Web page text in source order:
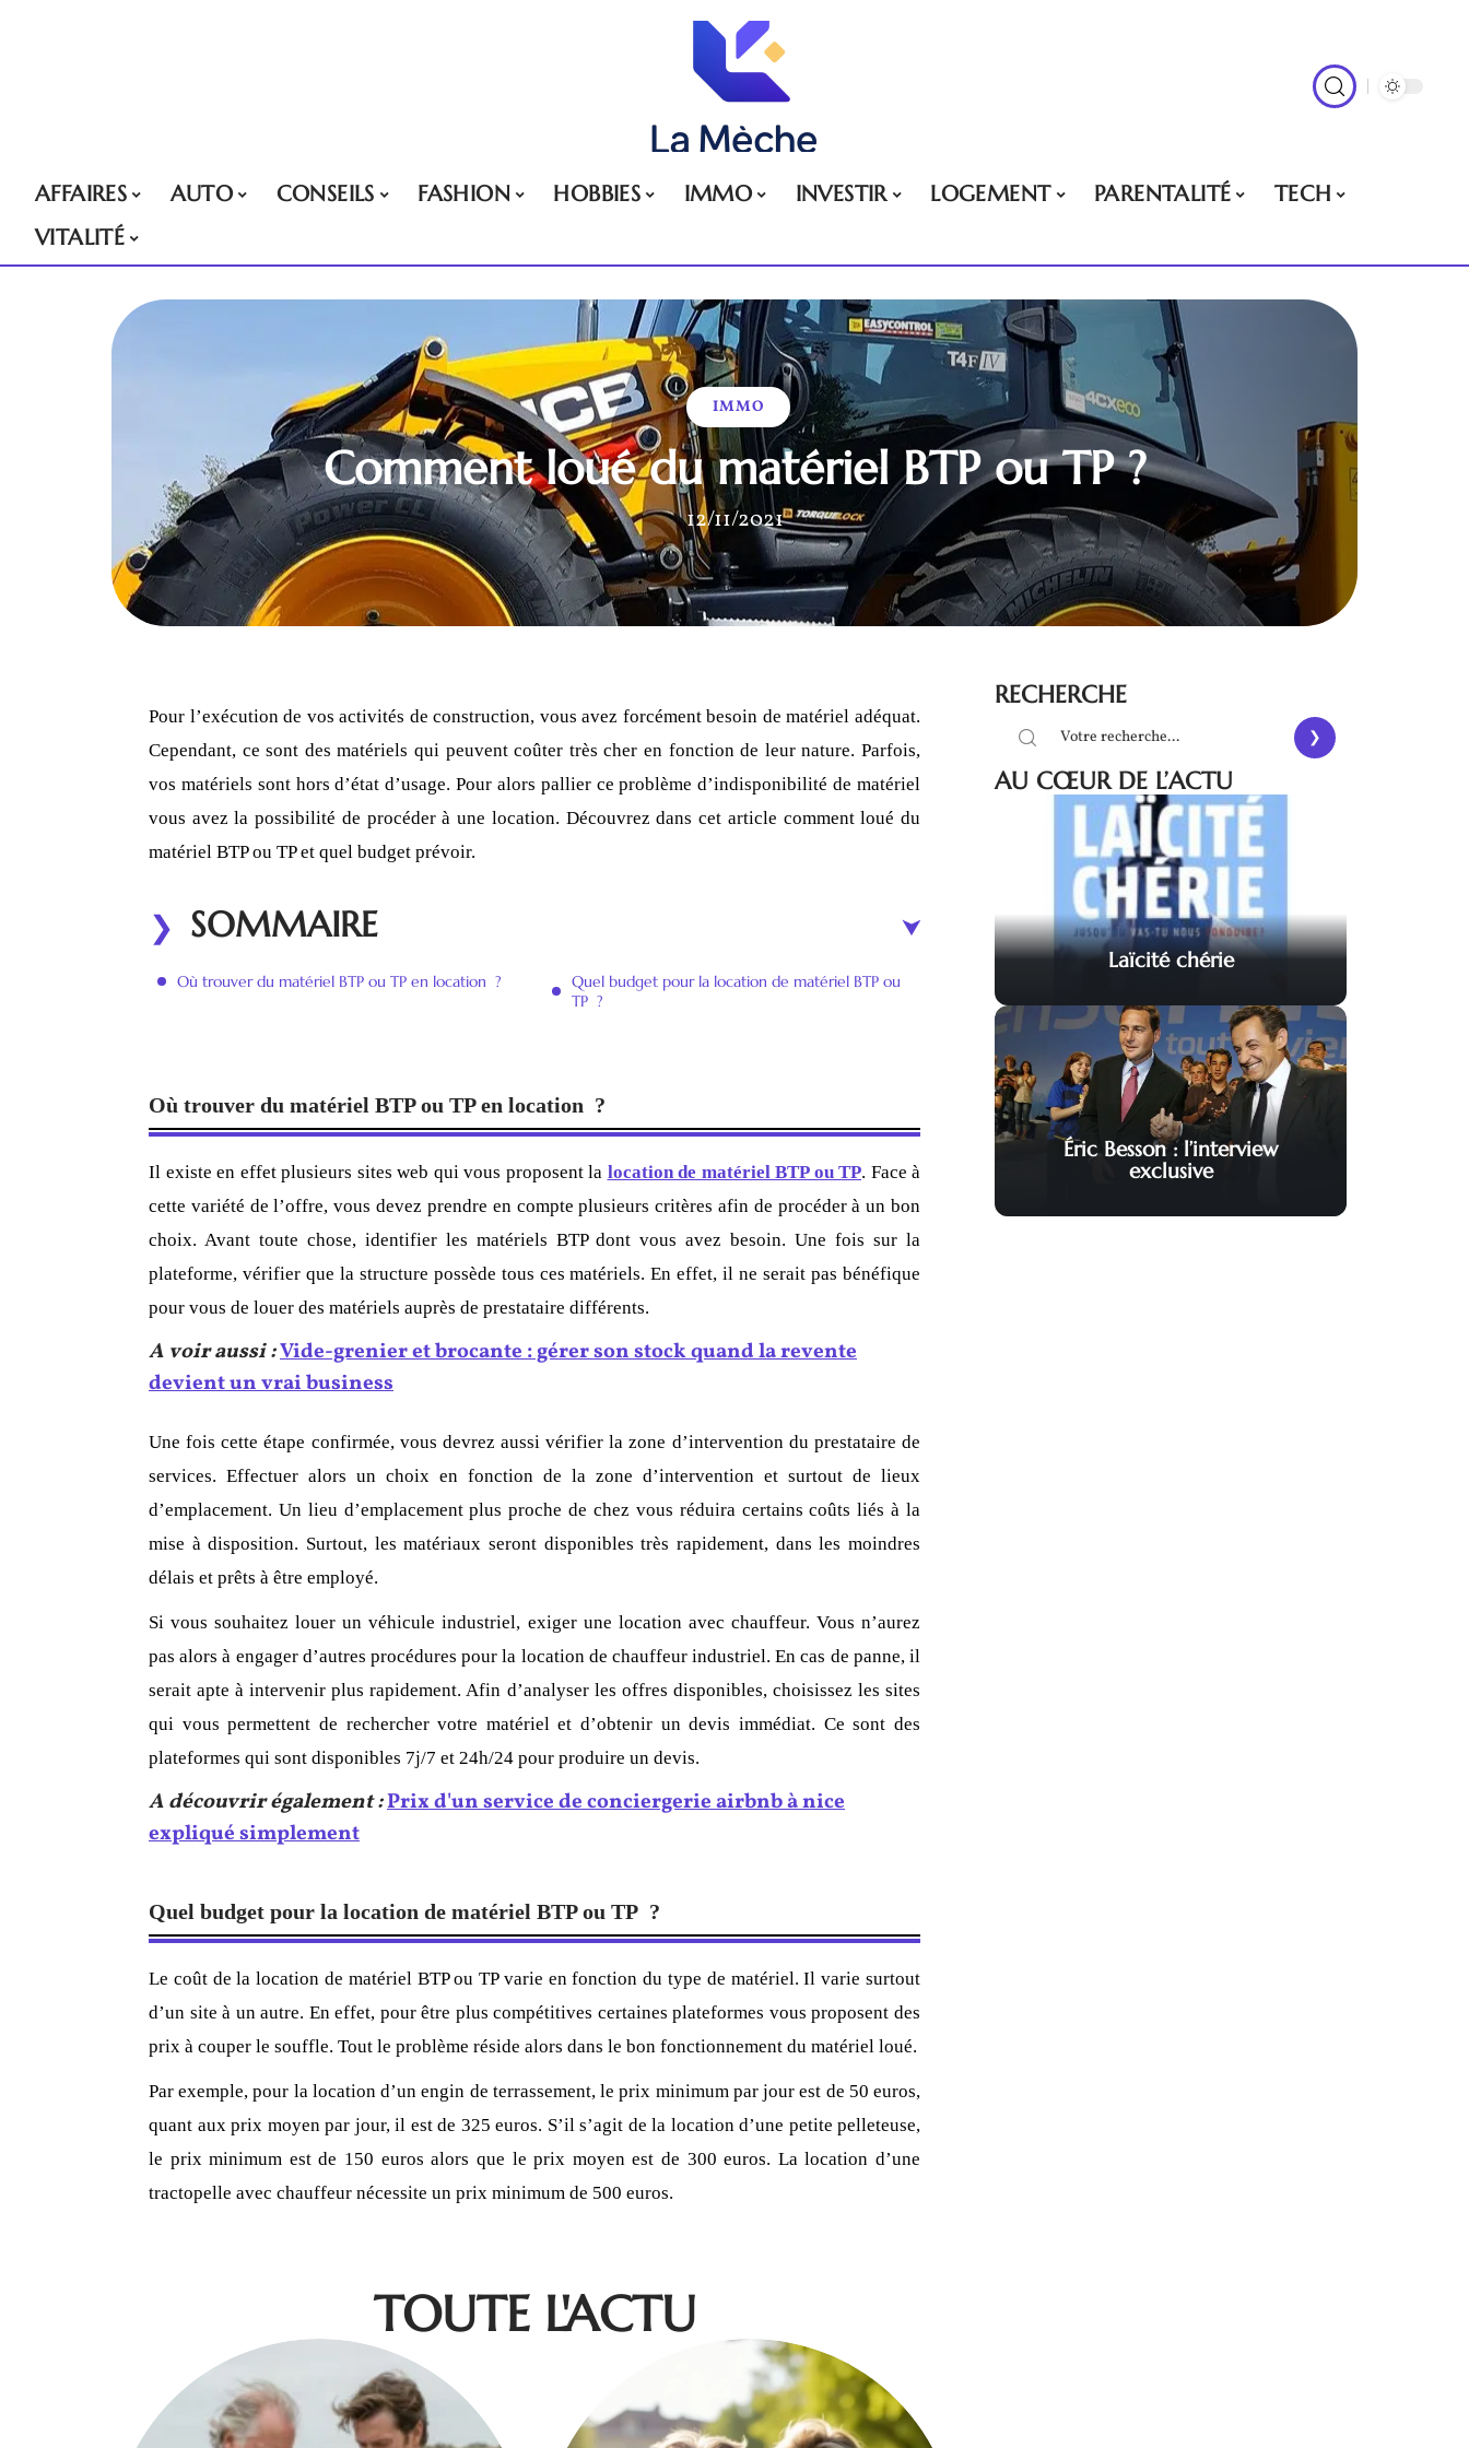
AFFAIRES AUTO CONSEILS FASHION HOBBIES IMMO INVESTIR LOGEMENT PARENTALITÉ
TECH
VITALITÉ
IMMO
Comment loué du matériel BTP ou TP ?
12/11/2021
Pour l’exécution de vos activités de construction, vous avez forcément besoin de matériel adéquat.
Cependant, ce sont des matériels qui peuvent coûter très cher en fonction de leur nature. Parfois,
vos matériels sont hors d’état d’usage. Pour alors pallier ce problème d’indisponibilité de matériel
vous avez la possibilité de procéder à une location. Découvrez dans cet article comment loué du
matériel BTP ou TP et quel budget prévoir.
SOMMAIRE
Où trouver du matériel BTP ou TP en location ?
Quel budget pour la location de matériel BTP ou
TP ?
Où trouver du matériel BTP ou TP en location ?
Il existe en effet plusieurs sites web qui vous proposent la location de matériel BTP ou TP. Face à
cette variété de l’offre, vous devez prendre en compte plusieurs critères afin de procéder à un bon
choix. Avant toute chose, identifier les matériels BTP dont vous avez besoin. Une fois sur la
plateforme, vérifier que la structure possède tous ces matériels. En effet, il ne serait pas bénéfique
pour vous de louer des matériels auprès de prestataire différents.
A voir aussi :Vide-grenier et brocante : gérer son stock quand la revente
devient un vrai business
Une fois cette étape confirmée, vous devrez aussi vérifier la zone d’intervention du prestataire de
services. Effectuer alors un choix en fonction de la zone d’intervention et surtout de lieux
d’emplacement. Un lieu d’emplacement plus proche de chez vous réduira certains coûts liés à la
mise à disposition. Surtout, les matériaux seront disponibles très rapidement, dans les moindres
délais et prêts à être employé.
Si vous souhaitez louer un véhicule industriel, exiger une location avec chauffeur. Vous n’aurez
pas alors à engager d’autres procédures pour la location de chauffeur industriel. En cas de panne, il
serait apte à intervenir plus rapidement. Afin d’analyser les offres disponibles, choisissez les sites
qui vous permettent de rechercher votre matériel et d’obtenir un devis immédiat. Ce sont des
plateformes qui sont disponibles 7j/7 et 24h/24 pour produire un devis.
A découvrir également :Prix d'un service de conciergerie airbnb à nice
expliqué simplement
Quel budget pour la location de matériel BTP ou TP ?
Le coût de la location de matériel BTP ou TP varie en fonction du type de matériel. Il varie surtout
d’un site à un autre. En effet, pour être plus compétitives certaines plateformes vous proposent des
prix à couper le souffle. Tout le problème réside alors dans le bon fonctionnement du matériel loué.
Par exemple, pour la location d’un engin de terrassement, le prix minimum par jour est de 50 euros,
quant aux prix moyen par jour, il est de 325 euros. S’il s’agit de la location d’une petite pelleteuse,
le prix minimum est de 150 euros alors que le prix moyen est de 300 euros. La location d’une
tractopelle avec chauffeur nécessite un prix minimum de 500 euros.
TOUTE L'ACTU
RECHERCHE
AU CŒUR DE L’ACTU
Laïcité chérie
Éric Besson : l’interview
exclusive